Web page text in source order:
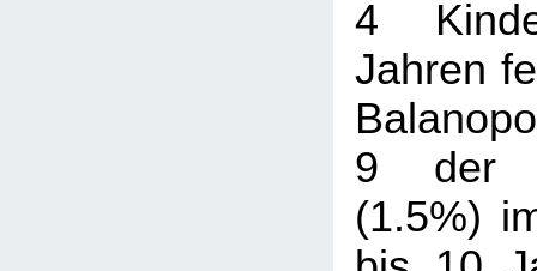
4
Jahren
9 der
(1.5%)